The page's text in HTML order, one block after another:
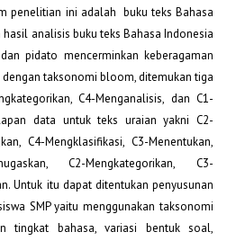
penelitian ini adalah buku teks Bahasa
hasil analisis buku teks Bahasa Indonesia
pidato mencerminkan keberagaman
dengan taksonomi bloom, ditemukan tiga
C4-Menganalisis, dan C1-
data untuk teks uraian yakni C2-
C4-Mengklasifikasi, C3-Menentukan,
C2-Mengkategorikan, C3-
Untuk itu dapat ditentukan penyusunan
SMP yaitu menggunakan taksonomi
tingkat bahasa, variasi bentuk soal,